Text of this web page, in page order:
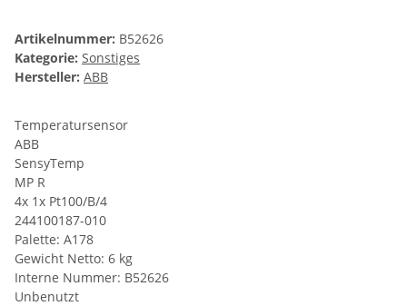
Artikelnummer: B52626
Kategorie: Sonstiges
Hersteller: ABB
Temperatursensor
ABB
SensyTemp
MP R
4x 1x Pt100/B/4
244100187-010
Palette: A178
Gewicht Netto: 6 kg
Interne Nummer: B52626
Unbenutzt